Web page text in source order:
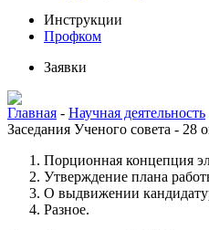
Инструкции
Профком
Заявки
Главная - Научная деятельность
Заседания Ученого совета - 28
Порционная концепция
Утверждение плана
О выдвижении
Разное.